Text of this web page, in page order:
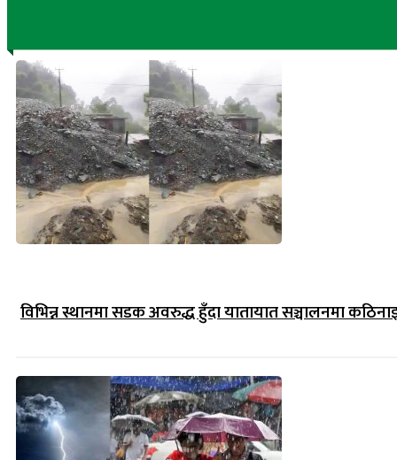
विभिन्न स्थानमा सडक अवरुद्ध हुँदा यातायात सञ्चालनमा